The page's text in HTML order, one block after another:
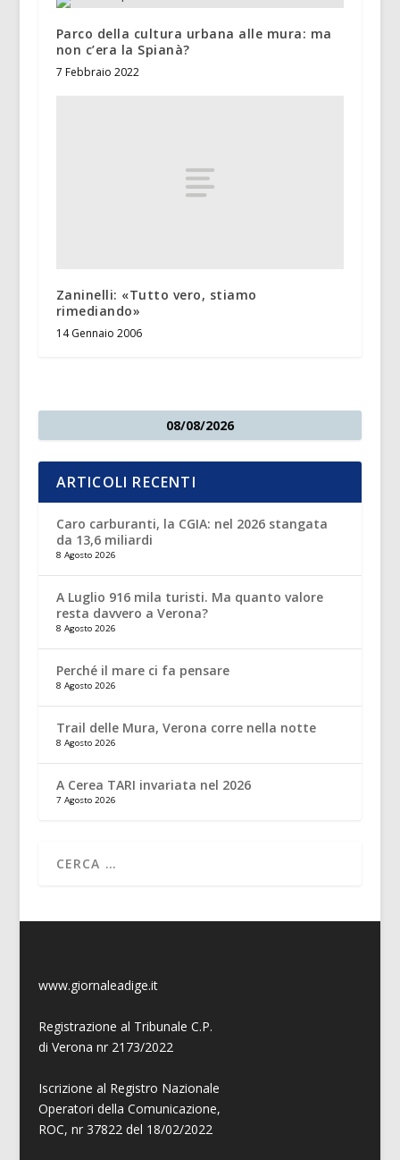
Parco della cultura urbana alle mura: ma
non c’era la Spianà?
7 Febbraio 2022
Zaninelli: «Tutto vero, stiamo
rimediando»
14 Gennaio 2006
08/08/2026
ARTICOLI RECENTI
Caro carburanti, la CGIA: nel 2026 stangata
da 13,6 miliardi
8 Agosto 2026
A Luglio 916 mila turisti. Ma quanto valore
resta davvero a Verona?
8 Agosto 2026
Perché il mare ci fa pensare
8 Agosto 2026
Trail delle Mura, Verona corre nella notte
8 Agosto 2026
A Cerea TARI invariata nel 2026
7 Agosto 2026
www.giornaleadige.it
Registrazione al Tribunale C.P.
di Verona nr 2173/2022
Iscrizione al Registro Nazionale
Operatori della Comunicazione,
ROC, nr 37822 del 18/02/2022